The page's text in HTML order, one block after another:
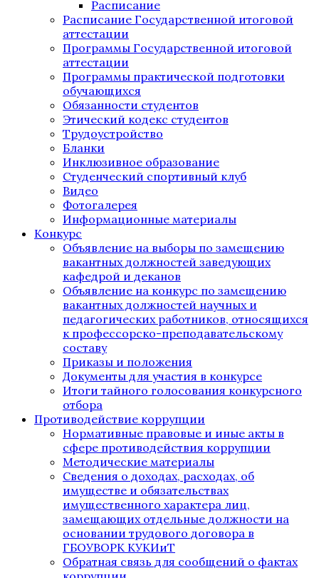
Расписание
Расписание Государственной итоговой
аттестации
Программы Государственной итоговой
аттестации
Программы практической подготовки
обучающихся
Обязанности студентов
Этический кодекс студентов
Трудоустройство
Бланки
Инклюзивное образование
Студенческий спортивный клуб
Видео
Фотогалерея
Информационные материалы
Конкурс
Объявление на выборы по замещению
вакантных должностей заведующих
кафедрой и деканов
Объявление на конкурс по замещению
вакантных должностей научных и
педагогических работников, относящихся
к профессорско-преподавательскому
составу
Приказы и положения
Документы для участия в конкурсе
Итоги тайного голосования конкурсного
отбора
Противодействие коррупции
Нормативные правовые и иные акты в
сфере противодействия коррупции
Методические материалы
Сведения о доходах, расходах, об
имуществе и обязательствах
имущественного характера лиц,
замещающих отдельные должности на
основании трудового договора в
ГБОУВОРК КУКИиТ
Обратная связь для сообщений о фактах